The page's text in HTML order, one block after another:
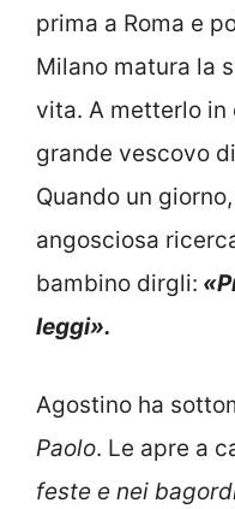
prima a Roma e
Milano matura la
vita. A metterlo in
grande vescovo
Quando un
angosciosa
bambino dirgli:
leggi».
Agostino ha
Paolo. Le apre a
feste e nei